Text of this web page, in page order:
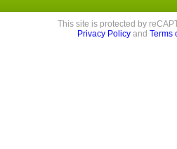
This site is protected by
Privacy Policy and Terms